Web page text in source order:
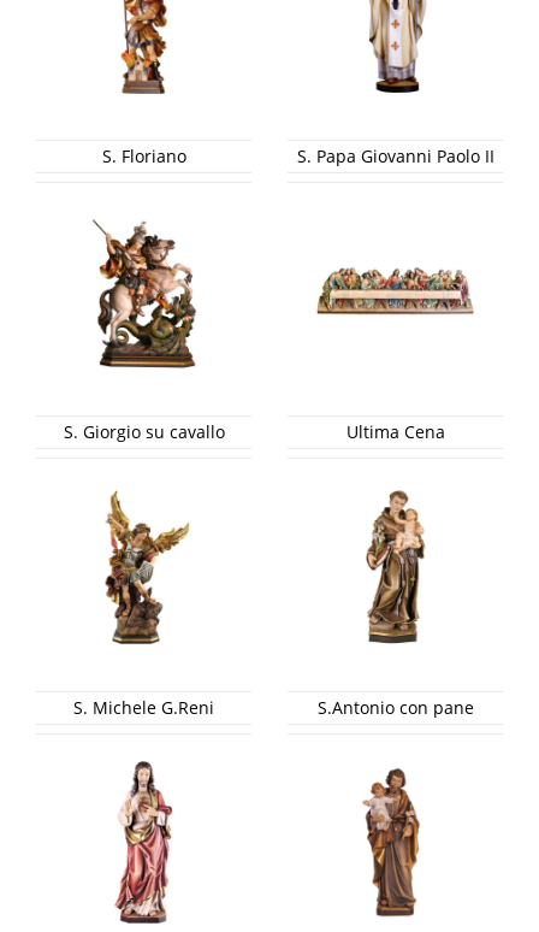
S. Floriano S. Papa Giovanni Paolo II
S. Giorgio su cavallo Ultima Cena
S. Michele G.Reni S.Antonio con pane